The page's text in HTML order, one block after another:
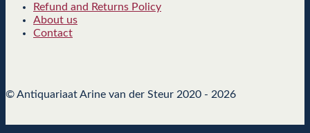
Refund and Returns Policy
About us
Contact
© Antiquariaat Arine van der Steur 2020 - 2026